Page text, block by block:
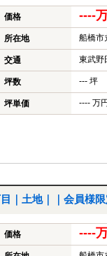
価格 ----
所在地 船橋市
交通 東武
坪数 --- 坪
坪単価 ---- 万円
｜土地｜｜会員様限
価格 ----